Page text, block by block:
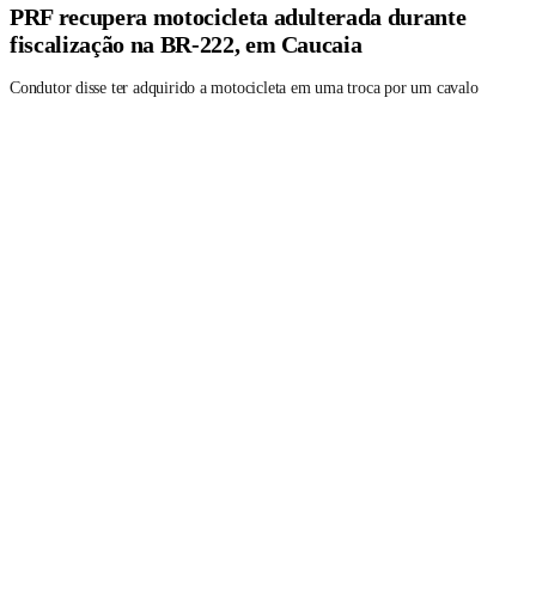
PRF recupera motocicleta adulterada durante
fiscalização na BR-222, em Caucaia
Condutor disse ter adquirido a motocicleta em uma troca por um cavalo